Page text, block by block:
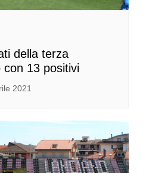
della terza
con 13 positivi
2021